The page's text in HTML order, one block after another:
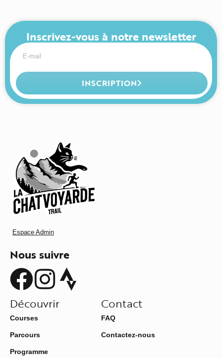
Inscrivez-vous à notre newsletter
INSCRIPTION
Espace Admin
Nous suivre
Découvrir
Courses
Parcours
Programme
Contact
FAQ
Contactez-nous